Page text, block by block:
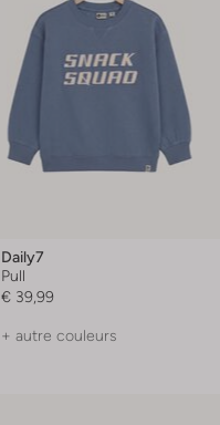
Daily7
Pull
€ 39,99
+ autre couleurs